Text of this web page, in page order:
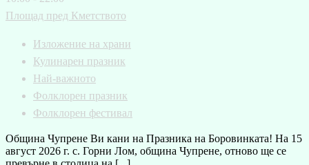
Площад пред Кметството
Изложение на храни
Кулинарен празник
Най-важното
Фолклорен празник
Фолклорен фестивал
Община Чупрене Ви кани на Празника на Боровинката! На 15
август 2026 г. с. Горни Лом, община Чупрене, отново ще се